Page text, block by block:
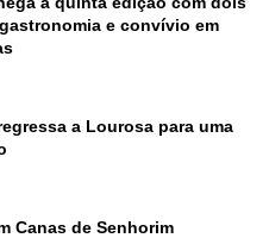
e convívio em
a Lourosa para uma
Canas de Senhorim